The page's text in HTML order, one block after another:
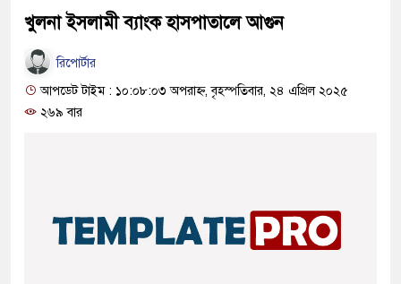
খুলনা ইসলামী ব্যাংক হাসপাতালে আগুন
রিপোর্টার
আপডেট টাইম : ১০:০৮:০৩ অপরাহ্ন, বৃহস্পতিবার, ২৪ এপ্রিল ২০২৫
২৬৯ বার